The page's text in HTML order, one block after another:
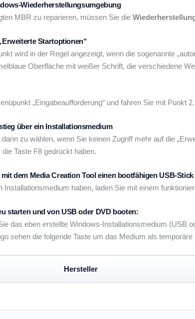
Wiederherstellungsumgebung
MBR zu reparieren, müssen Sie die
Startoptionen“
wird in der Regel angezeigt, wenn die sogenannte
Oberfläche mit weißer Schrift, die verschiedene
„Eingabeaufforderung“ und fahren Sie mit Punkt
über ein Installationsmedium
zu wählen, wenn Sie keinen Zugriff mehr auf die
Taste F8 gedrückt haben.
mit dem Media Creation Tool einen bootfähigen USB-Stick
Installationsmedium haben, laden Sie mit einem
starten und von USB oder DVD booten:
das eben erstellte Windows-Installationsmedium (USB
sehen die folgende Taste um das Medium als
Hersteller